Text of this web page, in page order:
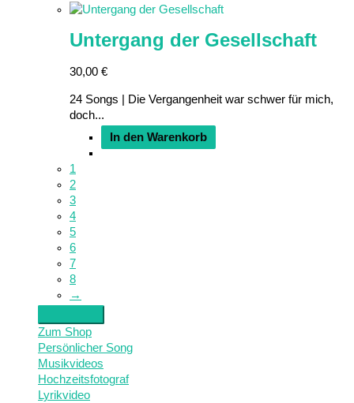
Untergang der Gesellschaft
30,00 €
24 Songs | Die Vergangenheit war schwer für mich,
doch...
In den Warenkorb
1
2
3
4
5
6
7
8
→
Zum Shop
Persönlicher Song
Musikvideos
Hochzeitsfotograf
Lyrikvideo